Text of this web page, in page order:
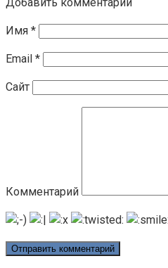
Имя *
Email *
Сайт
Комментарий